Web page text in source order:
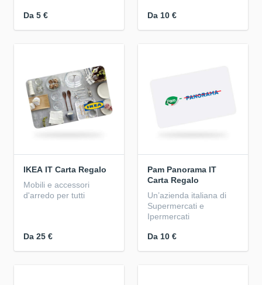
Da 5 € Da 10 €
IKEA IT Carta Regalo
Mobili e accessori
d'arredo per tutti
Da 25 €
Pam Panorama IT
Carta Regalo
Un’azienda italiana di
Supermercati e
Ipermercati
Da 10 €